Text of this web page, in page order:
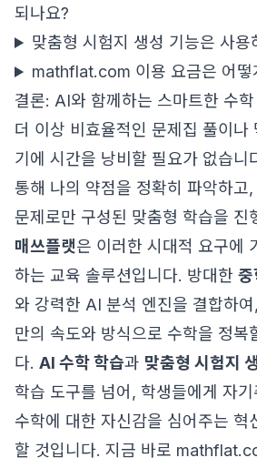
되나요?
맞춤형 시험지 생성 기능은 사용
mathflat.com 이용 요금은 어떻
결론: AI와 함께하는 스마트한 수
더 이상 비효율적인 문제집 풀이나
기에 시간을 낭비할 필요가 없습니
통해 나의 약점을 정확히 파악하고
문제로만 구성된 맞춤형 학습을 진
매쓰플랫은 이러한 시대적 요구에
하는 교육 솔루션입니다. 방대한 중
와 강력한 AI 분석 엔진을 결합하
만의 속도와 방식으로 수학을 정복
다. AI 수학 학습과 맞춤형 시험지
학습 도구를 넘어, 학생들에게 자
수학에 대한 자신감을 심어주는 혁
할 것입니다. 지금 바로